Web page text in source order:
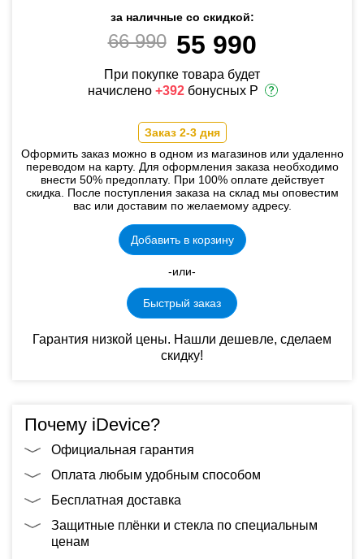
за наличные со скидкой:
66 990 55 990
При покупке товара будет
начислено +392 бонусных Р
Заказ 2-3 дня
Оформить заказ можно в одном из магазинов или удаленно
переводом на карту. Для оформления заказа необходимо
внести 50% предоплату. При 100% оплате действует
скидка. После поступления заказа на склад мы оповестим
вас или доставим по желаемому адресу.
Добавить в корзину
-или-
Быстрый заказ
Гарантия низкой цены. Нашли дешевле, сделаем
скидку!
Почему iDevice?
Официальная гарантия
Оплата любым удобным способом
Бесплатная доставка
Защитные плёнки и стекла по специальным
ценам